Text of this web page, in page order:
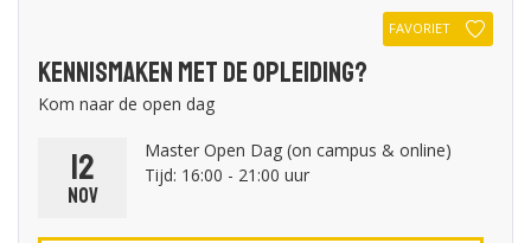
FAVORIET
Kennismaken met de opleiding?
Kom naar de open dag
12
nov
Master Open Dag (on campus & online)
Tijd: 16:00 - 21:00 uur